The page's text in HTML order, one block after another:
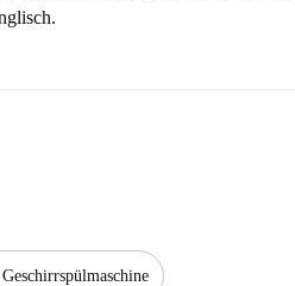
Geschirrspülmaschine